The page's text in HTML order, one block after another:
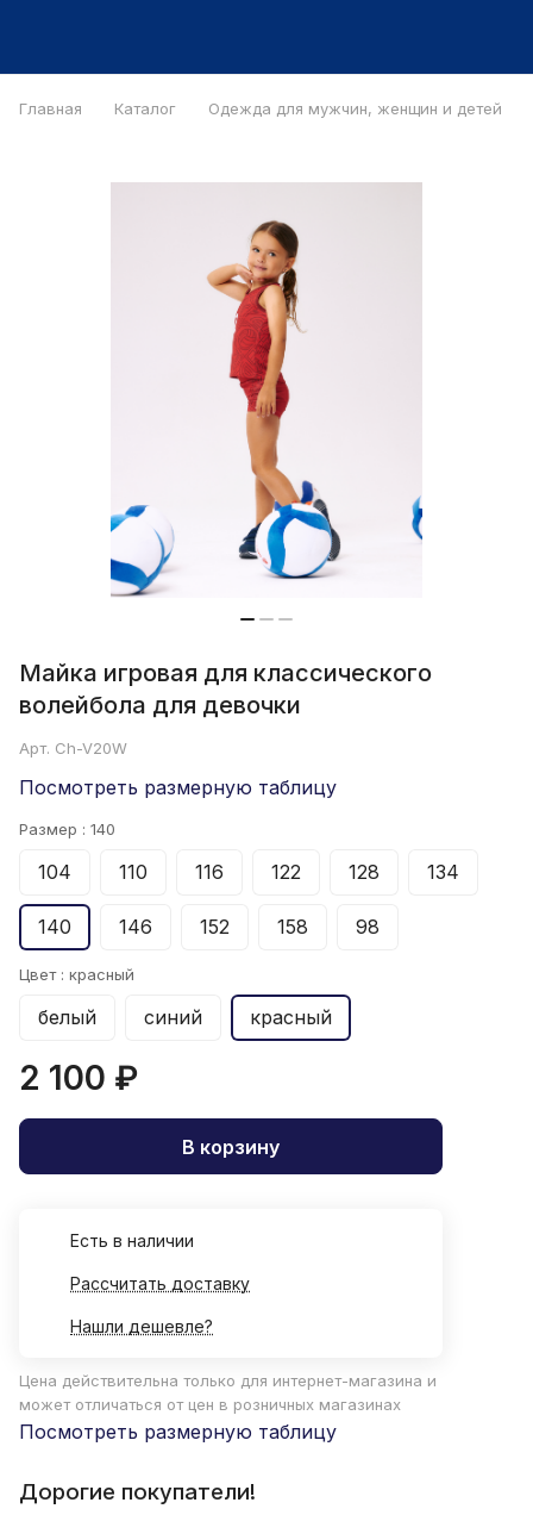
Главная Каталог Одежда для мужчин, женщин и детей
Майка игровая для классического
волейбола для девочки
Арт. Ch-V20W
Посмотреть размерную таблицу
Размер : 140
104 110 116 122 128 134
140 146 152 158 98
Цвет : красный
белый синий красный
2 100 ₽
В корзину
Есть в наличии
Рассчитать доставку
Нашли дешевле?
Цена действительна только для интернет-магазина и
может отличаться от цен в розничных магазинах
Посмотреть размерную таблицу
Дорогие покупатели!